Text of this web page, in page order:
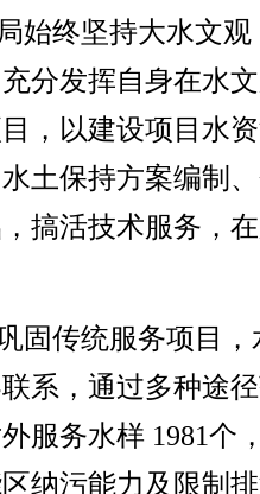
始终坚持大水文
分发挥自身在水
，以建设项目水
土保持方案编制
搞活技术服务，
固传统服务项目
系，通过多种途
服务水样 1981个
纳污能力及限制